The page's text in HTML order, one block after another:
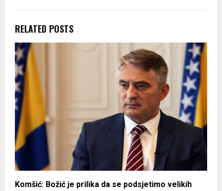
RELATED POSTS
Komšić: Božić je prilika da se podsjetimo velikih